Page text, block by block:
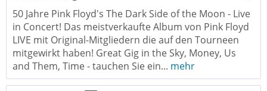
50 Jahre Pink Floyd's The Dark Side of the Moon - Live
in Concert! Das meistverkaufte Album von Pink Floyd
LIVE mit Original-Mitgliedern die auf den Tourneen
mitgewirkt haben! Great Gig in the Sky, Money, Us
and Them, Time - tauchen Sie ein... mehr